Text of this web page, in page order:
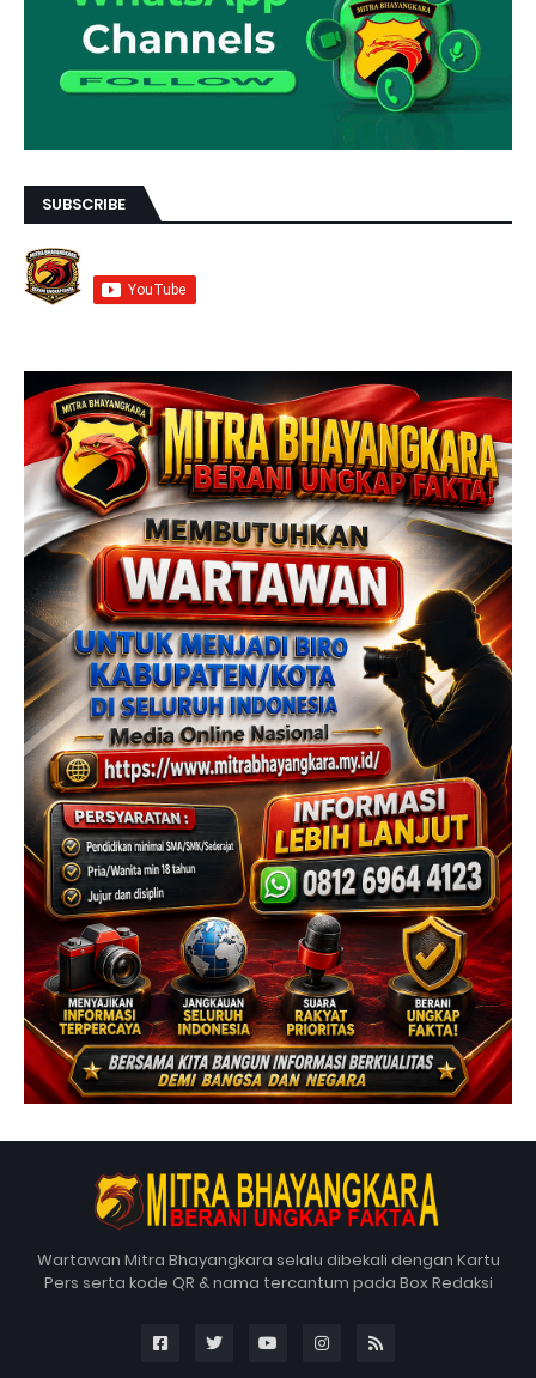
SUBSCRIBE
Wartawan Mitra Bhayangkara selalu dibekali dengan Kartu
Pers serta kode QR & nama tercantum pada Box Redaksi